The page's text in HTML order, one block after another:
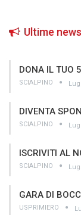
Ultime news
DONA IL TUO
SCIALPINO
DIVENTA
SCIALPINO
ISCRIVITI AL
SCIALPINO
GARA DI
USPRIMIERO